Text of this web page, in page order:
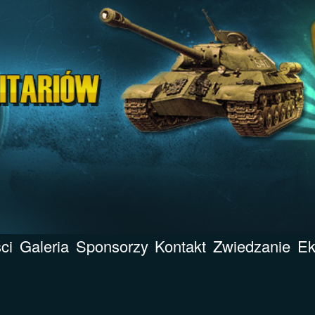
Galeria Sponsorzy Kontakt Zwiedzanie